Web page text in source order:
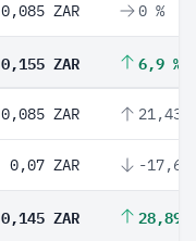
0,085 ZAR 0 %
0,155 ZAR 6,9 %
0,085 ZAR 21,43
0,07 ZAR -17,65
0,145 ZAR 28,89